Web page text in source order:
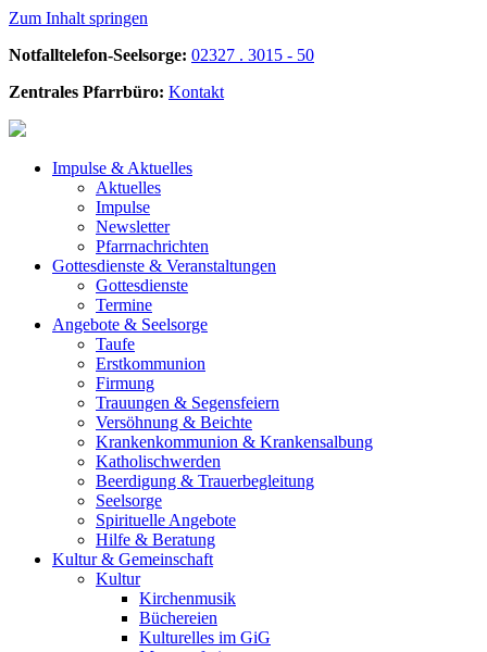
Zum Inhalt springen
Notfalltelefon-Seelsorge: 02327 . 3015 - 50
Zentrales Pfarrbüro: Kontakt
Impulse & Aktuelles
Aktuelles
Impulse
Newsletter
Pfarrnachrichten
Gottesdienste & Veranstaltungen
Gottesdienste
Termine
Angebote & Seelsorge
Taufe
Erstkommunion
Firmung
Trauungen & Segensfeiern
Versöhnung & Beichte
Krankenkommunion & Krankensalbung
Katholischwerden
Beerdigung & Trauerbegleitung
Seelsorge
Spirituelle Angebote
Hilfe & Beratung
Kultur & Gemeinschaft
Kultur
Kirchenmusik
Büchereien
Kulturelles im GiG